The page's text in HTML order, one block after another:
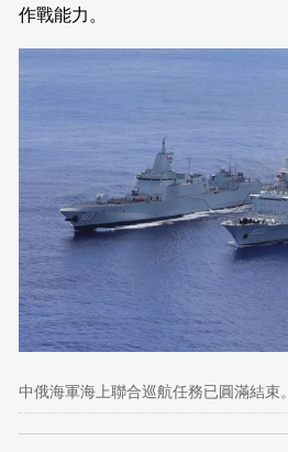
作戰能力。
中俄海軍海上聯合巡航任務已圓滿結束。